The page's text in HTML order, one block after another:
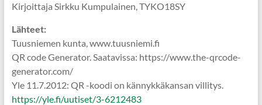
Kirjoittaja Sirkku Kumpulainen, TYKO18SY
Lähteet:
Tuusniemen kunta, www.tuusniemi.fi
QR code Generator. Saatavissa: https://www.the-qrcode-
generator.com/
Yle 11.7.2012: QR -koodi on kännykkäkansan villitys.
https://yle.fi/uutiset/3-6212483